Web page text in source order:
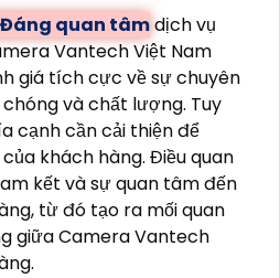
quan tâmdịch vụ
Vantech Việt Nam
giá tích cực về sự chuyên
và chất lượng. Tuy
cạnh cần cải thiện để
khách hàng. Điều quan
kết và sự quan tâm đến
từ đó tạo ra mối quan
giữa Camera Vantech